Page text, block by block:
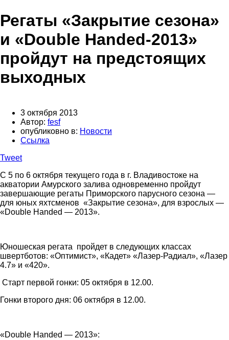
Регаты «Закрытие сезона»
и «Double Handed-2013»
пройдут на предстоящих
выходных
3 октября 2013
Автор: fesf
опубликовно в: Новости
Ссылка
Tweet
С 5 по 6 октября текущего года в г. Владивостоке на
акватории Амурского залива одновременно пройдут
завершающие регаты Приморского парусного сезона —
для юных яхтсменов «Закрытие сезона», для взрослых —
«Double Handed — 2013».
Юношеская регата пройдет в следующих классах
швертботов: «Оптимист», «Кадет» «Лазер-Радиал», «Лазер
4.7» и «420».
Старт первой гонки: 05 октября в 12.00.
Гонки второго дня: 06 октября в 12.00.
«Double Handed — 2013»: